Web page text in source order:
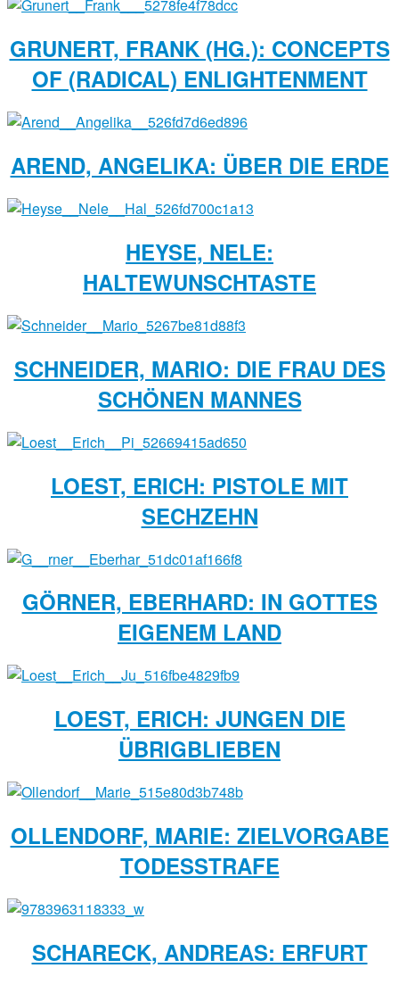
GRUNERT, FRANK (HG.): CONCEPTS
OF (RADICAL) ENLIGHTENMENT
AREND, ANGELIKA: ÜBER DIE ERDE
HEYSE, NELE:
HALTEWUNSCHTASTE
SCHNEIDER, MARIO: DIE FRAU DES
SCHÖNEN MANNES
LOEST, ERICH: PISTOLE MIT
SECHZEHN
GÖRNER, EBERHARD: IN GOTTES
EIGENEM LAND
LOEST, ERICH: JUNGEN DIE
ÜBRIGBLIEBEN
OLLENDORF, MARIE: ZIELVORGABE
TODESSTRAFE
SCHARECK, ANDREAS: ERFURT